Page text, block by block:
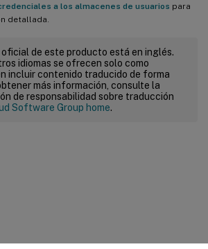
a los almacenes de usuarios para
detallada.
de este producto está en inglés.
idiomas se ofrecen solo como
incluir contenido traducido de forma
más información, consulte la
de responsabilidad sobre traducción
Software Group home.